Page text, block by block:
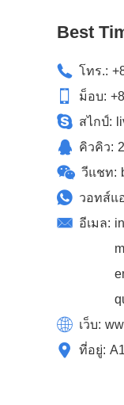
Best
โทร.:
ม็อบ:
สไกป์:
คิวคิว:
วีแชท:
วอทส์แ
อีเมล:
เว็บ:
ที่อยู่: